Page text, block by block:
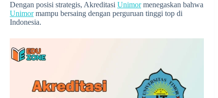
Dengan posisi strategis, Akreditasi Unimormenegaskan bahwa
Unimormampu bersaing dengan perguruan tinggi top di
Indonesia.